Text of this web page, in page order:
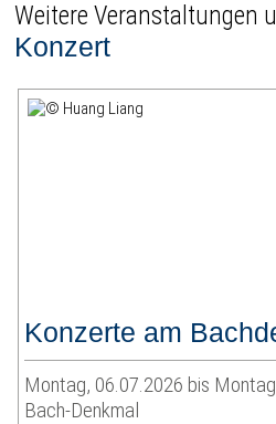
Weitere Veranstaltungen
Konzert
Konzerte am
Montag, 06.07.2026 bis
Bach-Denkmal